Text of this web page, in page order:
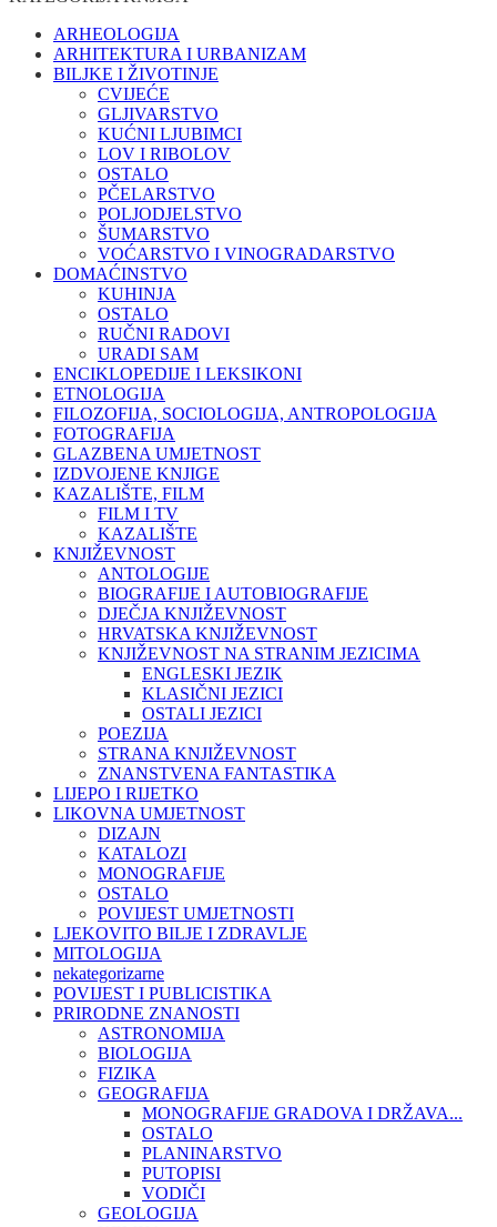
ARHEOLOGIJA
ARHITEKTURA I URBANIZAM
BILJKE I ŽIVOTINJE
CVIJEĆE
GLJIVARSTVO
KUĆNI LJUBIMCI
LOV I RIBOLOV
OSTALO
PČELARSTVO
POLJODJELSTVO
ŠUMARSTVO
VOĆARSTVO I VINOGRADARSTVO
DOMAĆINSTVO
KUHINJA
OSTALO
RUČNI RADOVI
URADI SAM
ENCIKLOPEDIJE I LEKSIKONI
ETNOLOGIJA
FILOZOFIJA, SOCIOLOGIJA, ANTROPOLOGIJA
FOTOGRAFIJA
GLAZBENA UMJETNOST
IZDVOJENE KNJIGE
KAZALIŠTE, FILM
FILM I TV
KAZALIŠTE
KNJIŽEVNOST
ANTOLOGIJE
BIOGRAFIJE I AUTOBIOGRAFIJE
DJEČJA KNJIŽEVNOST
HRVATSKA KNJIŽEVNOST
KNJIŽEVNOST NA STRANIM JEZICIMA
ENGLESKI JEZIK
KLASIČNI JEZICI
OSTALI JEZICI
POEZIJA
STRANA KNJIŽEVNOST
ZNANSTVENA FANTASTIKA
LIJEPO I RIJETKO
LIKOVNA UMJETNOST
DIZAJN
KATALOZI
MONOGRAFIJE
OSTALO
POVIJEST UMJETNOSTI
LJEKOVITO BILJE I ZDRAVLJE
MITOLOGIJA
nekategorizarne
POVIJEST I PUBLICISTIKA
PRIRODNE ZNANOSTI
ASTRONOMIJA
BIOLOGIJA
FIZIKA
GEOGRAFIJA
MONOGRAFIJE GRADOVA I DRŽAVA...
OSTALO
PLANINARSTVO
PUTOPISI
VODIČI
GEOLOGIJA